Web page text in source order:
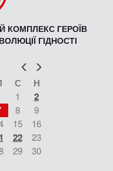
КОМПЛЕКС ГЕРОЇВ
ГІДНОСТІ
Попер
С Н
1 2
8
9
15
16
22
23
29
30